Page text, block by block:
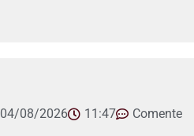
04/08/2026 11:47 Comente